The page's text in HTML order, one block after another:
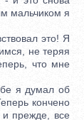
мальчиком я
это! Я
не теряя
что мне
я думал об
кончено
прежде, все